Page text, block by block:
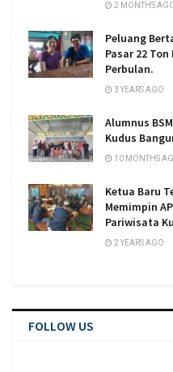
2 MONTHS
Peluang
Pasar 22
Perbulan.
3 YEARS AGO
Alumnus
Kudus
10 MONTHS
Ketua Baru
Memimpin
Pariwisata
2 YEARS AGO
FOLLOW US